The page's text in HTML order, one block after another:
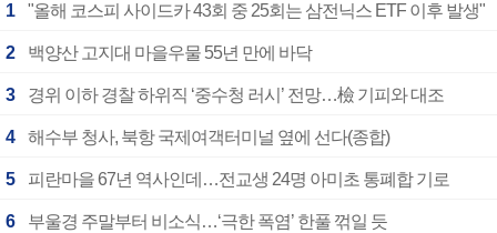
1 "올해 코스피 사이드카 43회 중 25회는 삼전닉스 ETF 이후 발생"
2 백양산 고지대 마을우물 55년 만에 바닥
3 경위 이하 경찰 하위직 ‘중수청 러시’ 전망…檢 기피와 대조
4 해수부 청사, 북항 국제여객터미널 옆에 선다(종합)
5 피란마을 67년 역사인데…전교생 24명 아미초 통폐합 기로
6 부울경 주말부터 비소식…‘극한 폭염’ 한풀 꺾일 듯